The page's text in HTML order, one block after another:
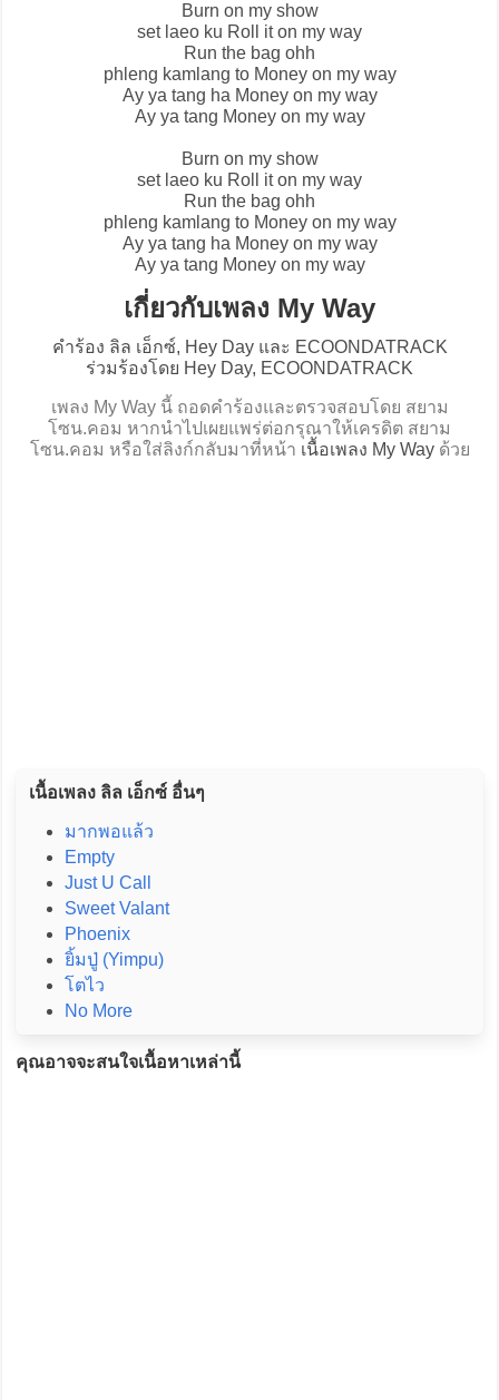
Burn on my show
set laeo ku Roll it on my way
Run the bag ohh
phleng kamlang to Money on my way
Ay ya tang ha Money on my way
Ay ya tang Money on my way
Burn on my show
set laeo ku Roll it on my way
Run the bag ohh
phleng kamlang to Money on my way
Ay ya tang ha Money on my way
Ay ya tang Money on my way
เกี่ยวกับเพลง My Way
คำร้อง ลิล เอ็กซ์, Hey Day และ ECOONDATRACK
ร่วมร้องโดย Hey Day, ECOONDATRACK
เพลง My Way นี้ ถอดคำร้องและตรวจสอบโดย สยาม
โซน.คอม หากนำไปเผยแพร่ต่อกรุณาให้เครดิต สยาม
โซน.คอม หรือใส่ลิงก์กลับมาที่หน้า เนื้อเพลง My Wayด้วย
เนื้อเพลง ลิล เอ็กซ์ อื่นๆ
มากพอแล้ว
Empty
Just U Call
Sweet Valant
Phoenix
ยิ้มปู่ (Yimpu)
โตไว
No More
คุณอาจจะสนใจเนื้อหาเหล่านี้